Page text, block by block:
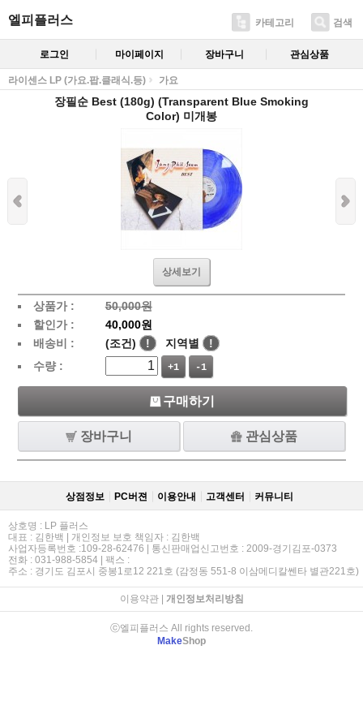
엘피플러스 카테고리 검색
로그인 마이페이지 장바구니 관심상품
라이센스 LP (가요.팝.클래식.등) 가요
장필순 Best (180g) (Transparent Blue Smoking
Color) 미개봉
상세보기
상품가 :
50,000원
할인가 :
40,000원
배송비 :
(조건) ! 지역별
!
수량 :
+1 -1
구매하기
장바구니 관심상품
상점정보 PC버젼 이용안내 고객센터 커뮤니티
상호명 : LP 플러스
대표 : 김한백 | 개인정보 보호 책임자 : 김한백
사업자등록번호 :109-28-62476 | 통신판매업신고번호 : 2009-경기김포-0373
전화 : 031-988-5854 | 팩스 :
주소 : 경기도 김포시 중봉1로12 221호 (감정동 551-8 이삼메디칼쎈타 별관221호)
이용약관| 개인정보처리방침
ⓒ엘피플러스 All rights reserved.
MakeShop